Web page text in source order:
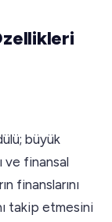
büyük
ve finansal
finanslarını
takip etmesini